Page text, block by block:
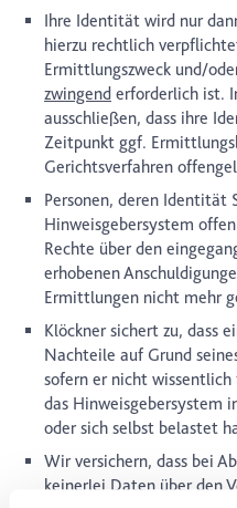
Ihre Identität wird nur
hierzu rechtlich
Ermittlungszweck und/
zwingend erforderlich ist.
ausschließen, dass ihre
Zeitpunkt ggf.
Gerichtsverfahren
Personen, deren Identität
Hinweisgebersystem
Rechte über den
erhobenen
Ermittlungen nicht mehr
Klöckner sichert zu, dass
Nachteile auf Grund
sofern er nicht
das Hinweisgebersystem
oder sich selbst belastet
Wir versichern, dass bei
keinerlei Daten über den